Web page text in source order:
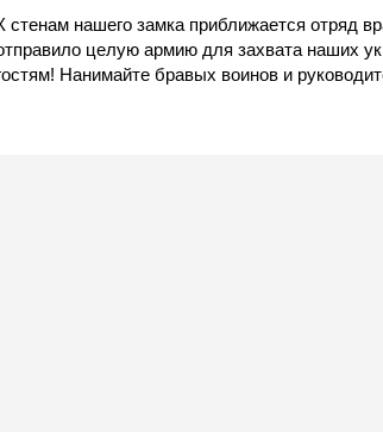
стенам нашего замка приближается отряд
целую армию для захвата наших
Нанимайте бравых воинов и